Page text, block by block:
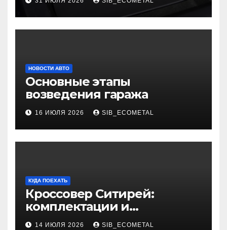
НОВОСТИ АВТО
Основные этапы
возведения гаража
16 ИЮЛЯ 2026 SIB_ECOMETAL
КУДА ПОЕХАТЬ
Кроссовер Ситирей:
комплектации и
характеристики
14 ИЮЛЯ 2026 SIB_ECOMETAL